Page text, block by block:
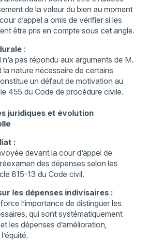
de la valeur du bien au moment
d’appel a omis de vérifier si les
être pris en compte sous cet angle.
:
n’a pas répondu aux arguments de M.
nature nécessaire de certains
un défaut de motivation au
455 du Code de procédure civile.
juridiques et évolution
:
devant la cour d’appel de
des dépenses selon les
815-13 du Code civil.
les dépenses indivisaires :
l’importance de distinguer les
qui sont systématiquement
les dépenses d’amélioration,